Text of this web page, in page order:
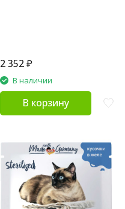
2 352₽
В наличии
В корзину